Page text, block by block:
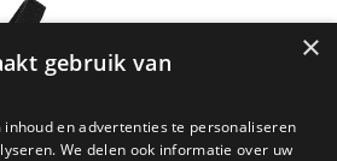
×
gebruik van
inhoud en advertenties te personaliseren
We delen ook informatie over uw